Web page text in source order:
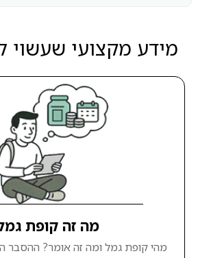
מידע מקצועי שעשוי
מה זה קופת
מהי קופת גמל ומה זה אומר? ההסבר